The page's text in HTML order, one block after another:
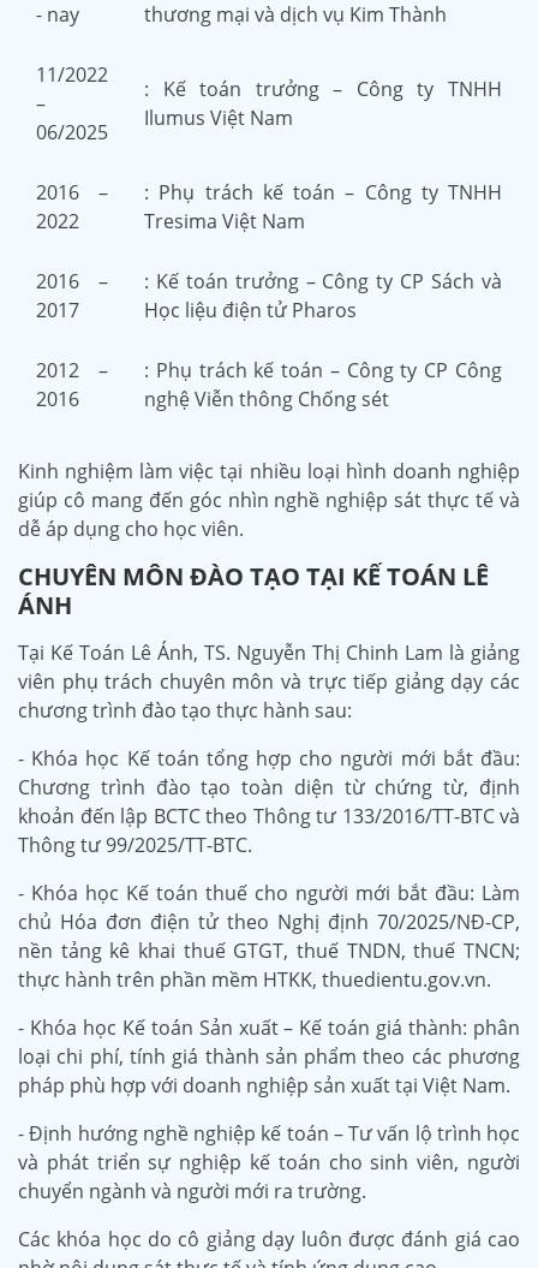
- nay
thương mại và dịch vụ Kim Thành
11/2022
–
06/2025
: Kế toán trưởng – Công ty TNHH
Ilumus Việt Nam
2016 –
2022
: Phụ trách kế toán – Công ty TNHH
Tresima Việt Nam
2016 –
2017
: Kế toán trưởng – Công ty CP Sách và
Học liệu điện tử Pharos
2012 –
2016
: Phụ trách kế toán – Công ty CP Công
nghệ Viễn thông Chống sét
Kinh nghiệm làm việc tại nhiều loại hình doanh nghiệp
giúp cô mang đến góc nhìn nghề nghiệp sát thực tế và
dễ áp dụng cho học viên.
CHUYÊN MÔN ĐÀO TẠO TẠI KẾ TOÁN LÊ
ÁNH
Tại Kế Toán Lê Ánh, TS. Nguyễn Thị Chinh Lam là giảng
viên phụ trách chuyên môn và trực tiếp giảng dạy các
chương trình đào tạo thực hành sau:
- Khóa học Kế toán tổng hợp cho người mới bắt đầu:
Chương trình đào tạo toàn diện từ chứng từ, định
khoản đến lập BCTC theo Thông tư 133/2016/TT-BTC và
Thông tư 99/2025/TT-BTC.
- Khóa học Kế toán thuế cho người mới bắt đầu: Làm
chủ Hóa đơn điện tử theo Nghị định 70/2025/NĐ-CP,
nền tảng kê khai thuế GTGT, thuế TNDN, thuế TNCN;
thực hành trên phần mềm HTKK, thuedientu.gov.vn.
- Khóa học Kế toán Sản xuất – Kế toán giá thành: phân
loại chi phí, tính giá thành sản phẩm theo các phương
pháp phù hợp với doanh nghiệp sản xuất tại Việt Nam.
- Định hướng nghề nghiệp kế toán – Tư vấn lộ trình học
và phát triển sự nghiệp kế toán cho sinh viên, người
chuyển ngành và người mới ra trường.
Các khóa học do cô giảng dạy luôn được đánh giá cao